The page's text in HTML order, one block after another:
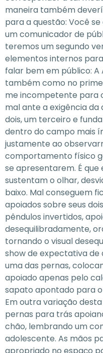
maneira também
para a questão: Você
um comunicador de
teremos um segundo
elementos internos
falar bem em público: A
também como no
me incompetente para
mal ante a exigência da
dois, um terceiro e
dentro do campo mais
justamente ao
comportamento físico
se apresentarem. É
sustentam o olhar,
baixo. Mal conseguem
apoiados sobre seus
pêndulos invertidos,
desequilibradamente,
tornando o visual
show de expectativa de
uma das pernas,
apoiado apenas pelo
sapato apontado para
Em outra variação
pernas para trás
chão, lembrando um
adolescente. As mãos
apropriado no espaço